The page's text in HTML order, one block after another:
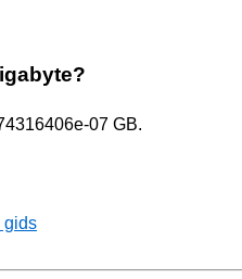
07 GB.
gids